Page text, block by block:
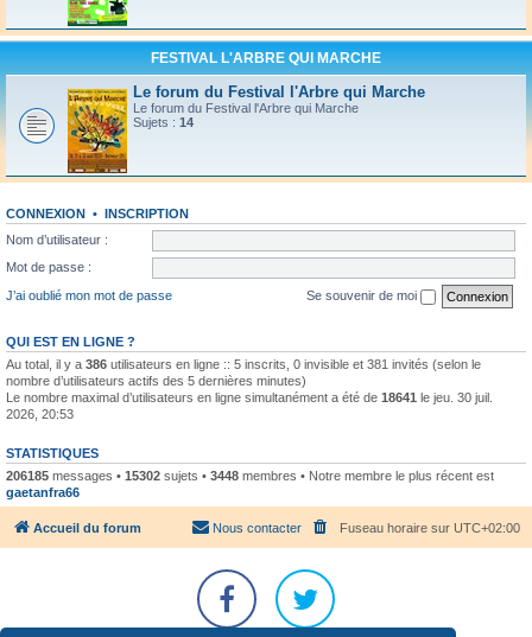
FESTIVAL L'ARBRE QUI MARCHE
Le forum du Festival l'Arbre qui Marche
Le forum du Festival l'Arbre qui Marche
Sujets : 14
CONNEXION • INSCRIPTION
Nom d’utilisateur :
Mot de passe :
J’ai oublié mon mot de passe
Se souvenir de moi
QUI EST EN LIGNE ?
Au total, il y a 386 utilisateurs en ligne :: 5 inscrits, 0 invisible et 381 invités (selon le
nombre d’utilisateurs actifs des 5 dernières minutes)
Le nombre maximal d’utilisateurs en ligne simultanément a été de 18641 le jeu. 30 juil.
2026, 20:53
STATISTIQUES
206185 messages • 15302 sujets • 3448 membres • Notre membre le plus récent est
gaetanfra66
Accueil du forum Fuseau horaire sur UTC+02:00
Nous contacter